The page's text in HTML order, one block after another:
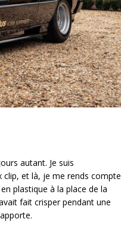
autant. Je suis
et là, je me rends compte
plastique à la place de la
fait crisper pendant une